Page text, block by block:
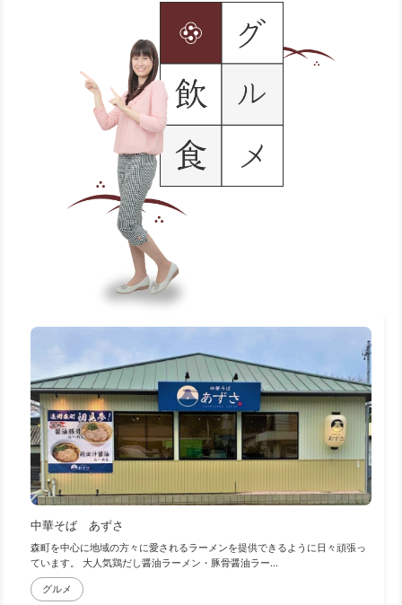
中華そば あずさ
森町を中心に地域の方々に愛されるラーメンを提供できるように日々頑張っ
ています。 大人気鶏だし醤油ラーメン・豚骨醤油ラー...
グルメ